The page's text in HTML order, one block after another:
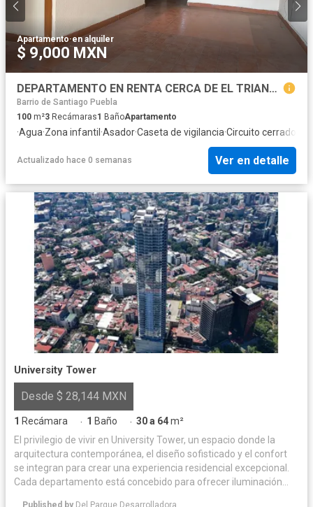
Apartamento·en alquiler
$ 9,000 MXN
DEPARTAMENTO EN RENTA CERCA DE EL TRIANGULO Y LAS ANIMAS CON VIGILANCIA 24 HRS
Barrio de Santiago Puebla
100 m²3 Recámaras1 BañoApartamento
·Agua·Zona infantil·Asador·Caseta de vigilancia·Circuito cerrado de
Actualizado hace 0 semanas Ver en detalle
University Tower
Desde $ 28,144 MXN
1 Recámara · 1 Baño · 30 a 64m²
El privilegio de vivir en University Tower, un espacio donde la
arquitectura contemporánea, el diseño sofisticado y el confort
se integran para crear una experiencia residencial excepcional.
Cada departamento está concebido para ofrecer iluminación